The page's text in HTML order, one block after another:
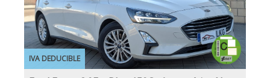
IVA DEDUCIBLE